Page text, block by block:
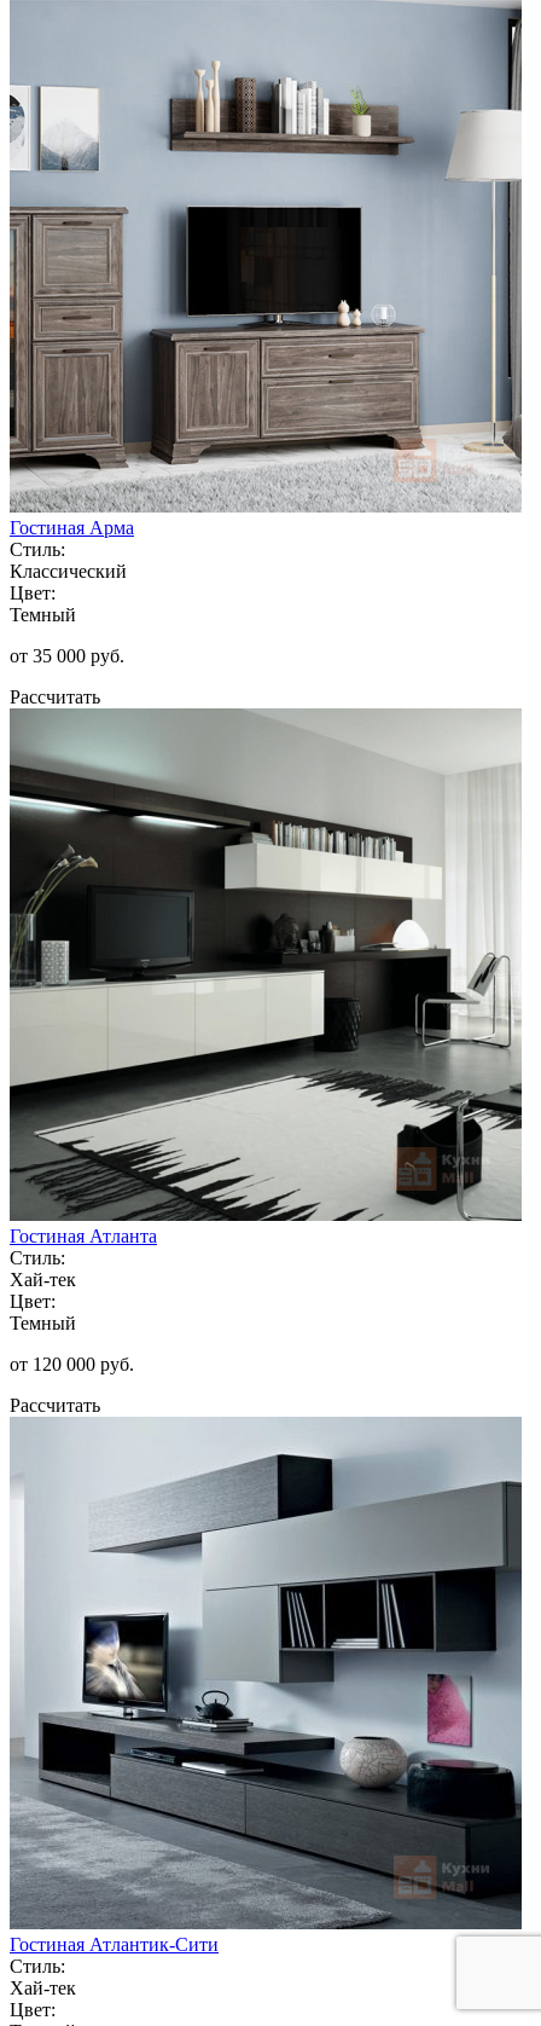
Гостиная Арма
Стиль:
Классический
Цвет:
Темный
от 35 000 руб.
Рассчитать
Гостиная Атланта
Стиль:
Хай-тек
Цвет:
Темный
от 120 000 руб.
Рассчитать
Гостиная Атлантик-Сити
Стиль:
Хай-тек
Цвет: